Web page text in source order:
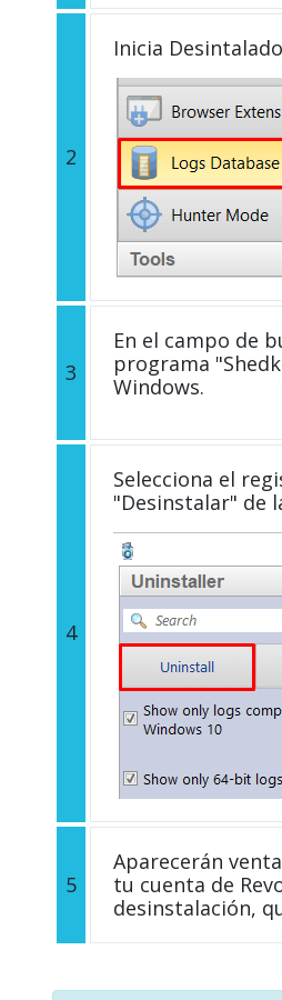
2
Inicia
3
En el campo de
programa
Windows.
4
Selecciona el
"Desinstalar" de
5
Aparecerán
tu cuenta de
desinstalación,